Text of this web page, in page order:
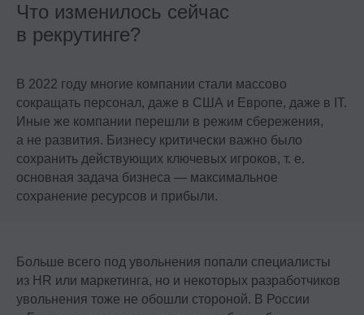
Что изменилось сейчас
в рекрутинге?
В 2022 году многие компании стали массово
сокращать персонал, даже в США и Европе, даже в IT.
Иные же компании перешли в режим сбережения,
а не развития. Бизнесу критически важно было
сохранить действующих ключевых игроков, т. е.
основная задача бизнеса — максимальное
сохранение ресурсов и прибыли.
Больше всего под увольнения попали специалисты
из HR или маркетинга, но и некоторых разработчиков
увольнения тоже не обошли стороной. В России